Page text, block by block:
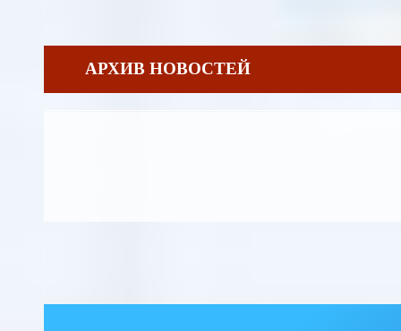
АРХИВ НОВОСТЕЙ